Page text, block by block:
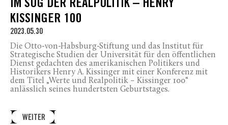
IM SOG DER REALPOLITIK – HENRY
KISSINGER 100
2023.05.30
Die Otto-von-Habsburg-Stiftung und das Institut für
Strategische Studien der Universität für den öffentlichen
Dienst gedachten des amerikanischen Politikers und
Historikers Henry A. Kissinger mit einer Konferenz mit
dem Titel „Werte und Realpolitik – Kissinger 100“
anlässlich seines hundertsten Geburtstages.
WEITER